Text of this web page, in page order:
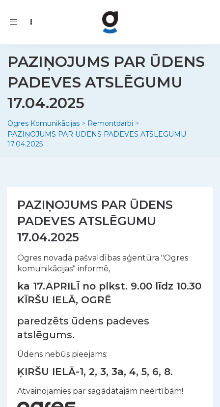
Toggle
PAZIŅOJUMS PAR ŪDENS
PADEVES ATSLĒGUMU
17.04.2025
Ogres Komunikācijas > Remontdarbi >
PAZIŅOJUMS PAR ŪDENS PADEVES ATSLĒGUMU
17.04.2025
PAZIŅOJUMS PAR ŪDENS
PADEVES ATSLĒGUMU
17.04.2025
Ogres novada pašvaldības aģentūra "Ogres
komunikācijas" informē,
ka 17.APRILĪ no plkst. 9.00 līdz 10.30
KĪRŠU IELĀ, OGRĒ
paredzēts ūdens padeves
atslēgums.
Ūdens nebūs pieejams:
ĶIRŠU IELĀ-1, 2, 3, 3a, 4, 5, 6, 8.
Atvainojamies par sagādātajām neērtībām!